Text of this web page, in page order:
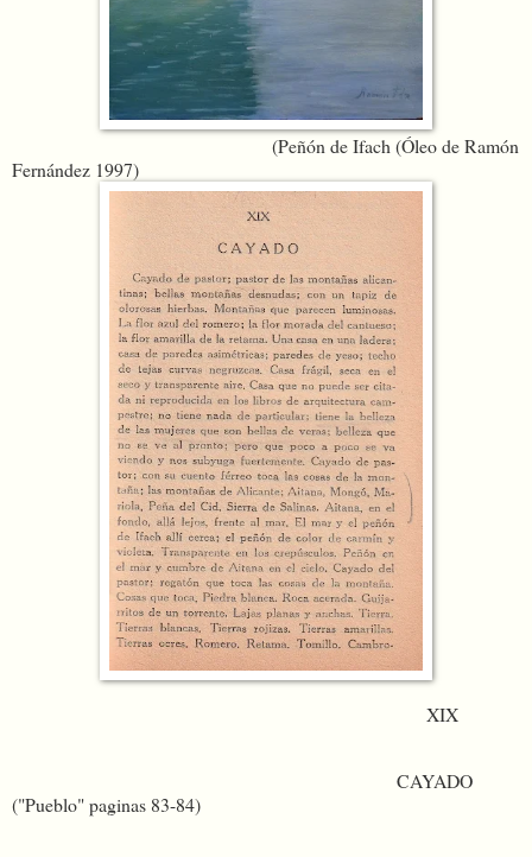
(Peñón de Ifach (Óleo de Ramón
Fernández 1997)
XIX
CAYADO
("Pueblo" paginas 83-84)